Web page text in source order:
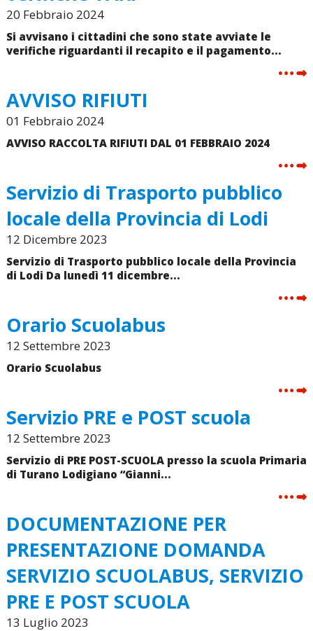
20 Febbraio 2024
Si avvisano i cittadini che sono state avviate le
verifiche riguardanti il recapito e il pagamento...
AVVISO RIFIUTI
01 Febbraio 2024
AVVISO RACCOLTA RIFIUTI DAL 01 FEBBRAIO 2024
Servizio di Trasporto pubblico
locale della Provincia di Lodi
12 Dicembre 2023
Servizio di Trasporto pubblico locale della Provincia
di Lodi Da lunedì 11 dicembre...
Orario Scuolabus
12 Settembre 2023
Orario Scuolabus
Servizio PRE e POST scuola
12 Settembre 2023
Servizio di PRE POST-SCUOLA presso la scuola Primaria
di Turano Lodigiano “Gianni...
DOCUMENTAZIONE PER
PRESENTAZIONE DOMANDA
SERVIZIO SCUOLABUS, SERVIZIO
PRE E POST SCUOLA
13 Luglio 2023